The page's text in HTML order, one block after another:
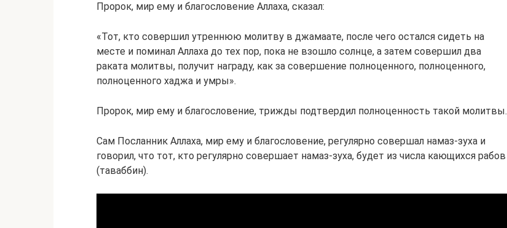
Пророк, мир ему и благословение Аллаха, сказал:
«Тот, кто совершил утреннюю молитву в джамаате, после чего остался сидеть на
месте и поминал Аллаха до тех пор, пока не взошло солнце, а затем совершил два
раката молитвы, получит награду, как за совершение полноценного, полноценного,
полноценного хаджа и умры».
Пророк, мир ему и благословение, трижды подтвердил полноценность такой молитвы.
Сам Посланник Аллаха, мир ему и благословение, регулярно совершал намаз-зуха и
говорил, что тот, кто регулярно совершает намаз-зуха, будет из числа кающихся рабов
(таваббин).